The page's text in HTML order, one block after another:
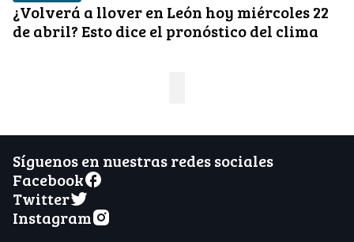
¿Volverá a llover en León hoy miércoles 22
de abril? Esto dice el pronóstico del clima
Síguenos en nuestras redes sociales
Facebook
Twitter
Instagram